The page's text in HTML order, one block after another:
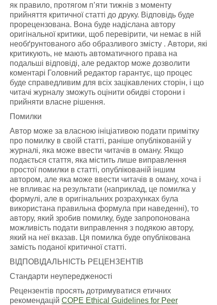
як правило, протягом п’яти тижнів з моменту
прийняття критичної статті до друку. Відповідь буде
прорецензована. Вона буде надіслана автору
оригінальної критики, щоб перевірити, чи немає в ній
необґрунтованого або образливого змісту . Автори, які
критикують, не мають автоматичного права на
подальші відповіді, але редактор може дозволити
коментарі Головний редактор гарантує, що процес
буде справедливим для всіх зацікавлених сторін, і що
читачі журналу зможуть оцінити обидві сторони і
прийняти власне рішення.
Помилки
Автор може за власною ініціативою подати примітку
про помилку в своїй статті, раніше опублікованій у
журналі, яка може ввести читачів в оману. Якщо
подається стаття, яка містить лише виправлення
простої помилки в статті, опублікованій іншим
автором, але яка може ввести читачів в оману, хоча і
не впливає на результати (наприклад, це помилка у
формулі, але в оригінальних розрахунках була
використана правильна формула при наведенні), то
автору, який зробив помилку, буде запропонована
можливість подати виправлення з подякою автору,
який на неї вказав. Ця помилка буде опублікована
замість поданої критичної статті.
ВІДПОВІДАЛЬНІСТЬ РЕЦЕНЗЕНТІВ
Стандарти неупередженості
Рецензентів просять дотримуватися етичних
рекомендацій COPE Ethical Guidelines for Peer